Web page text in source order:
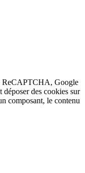
ReCAPTCHA, Google
des cookies sur
composant, le contenu